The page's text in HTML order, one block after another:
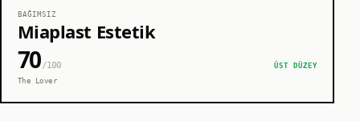
BAĞIMSIZ
Miaplast Estetik
70/100
ÜST DÜZEY
The Lover